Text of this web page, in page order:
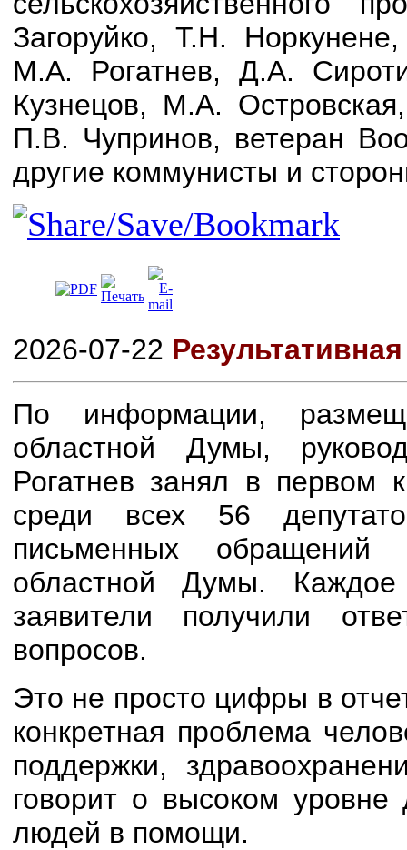
Загоруйко, Т.Н.
М.А. Рогатнев, Д.А.
Кузнецов, М.А.
П.В. Чупринов, ветеран
другие коммунисты и
2026-07-22
По информации,
областной Думы,
Рогатнев занял в первом
среди всех 56
письменных обращений
областной Думы.
заявители получили
вопросов.
Это не просто цифры в
конкретная проблема
поддержки,
говорит о высоком уровне
людей в помощи.